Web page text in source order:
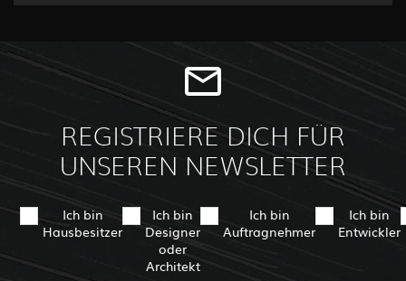
REGISTRIERE DICH FÜR
UNSEREN NEWSLETTER
Ich bin
Hausbesitzer
Ich bin
Designer
oder
Architekt
Ich bin
Auftragnehmer
Ich bin
Entwickler